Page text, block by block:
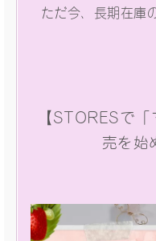
ただ今、長期在庫
【STORESで
売を始